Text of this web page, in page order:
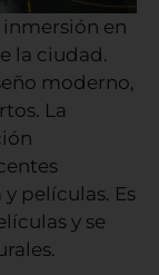
inmersión en
la ciudad.
moderno,
La
películas. Es
y se